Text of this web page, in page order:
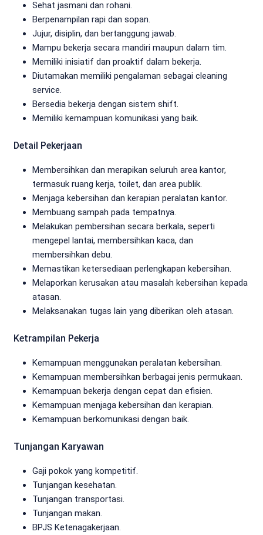
Sehat jasmani dan rohani.
Berpenampilan rapi dan sopan.
Jujur, disiplin, dan bertanggung jawab.
Mampu bekerja secara mandiri maupun dalam tim.
Memiliki inisiatif dan proaktif dalam bekerja.
Diutamakan memiliki pengalaman sebagai cleaning
service.
Bersedia bekerja dengan sistem shift.
Memiliki kemampuan komunikasi yang baik.
Detail Pekerjaan
Membersihkan dan merapikan seluruh area kantor,
termasuk ruang kerja, toilet, dan area publik.
Menjaga kebersihan dan kerapian peralatan kantor.
Membuang sampah pada tempatnya.
Melakukan pembersihan secara berkala, seperti
mengepel lantai, membersihkan kaca, dan
membersihkan debu.
Memastikan ketersediaan perlengkapan kebersihan.
Melaporkan kerusakan atau masalah kebersihan kepada
atasan.
Melaksanakan tugas lain yang diberikan oleh atasan.
Ketrampilan Pekerja
Kemampuan menggunakan peralatan kebersihan.
Kemampuan membersihkan berbagai jenis permukaan.
Kemampuan bekerja dengan cepat dan efisien.
Kemampuan menjaga kebersihan dan kerapian.
Kemampuan berkomunikasi dengan baik.
Tunjangan Karyawan
Gaji pokok yang kompetitif.
Tunjangan kesehatan.
Tunjangan transportasi.
Tunjangan makan.
BPJS Ketenagakerjaan.